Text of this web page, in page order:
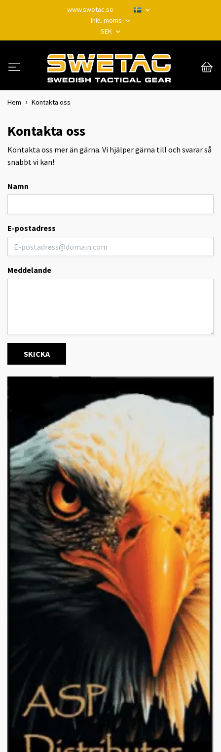
www.swetac.se
Inkl. moms
SEK
Hem Kontakta oss
Kontakta oss
Kontakta oss mer än gärna. Vi hjälper gärna till och svarar så
snabbt vi kan!
Namn
E-postadress
Meddelande
SKICKA